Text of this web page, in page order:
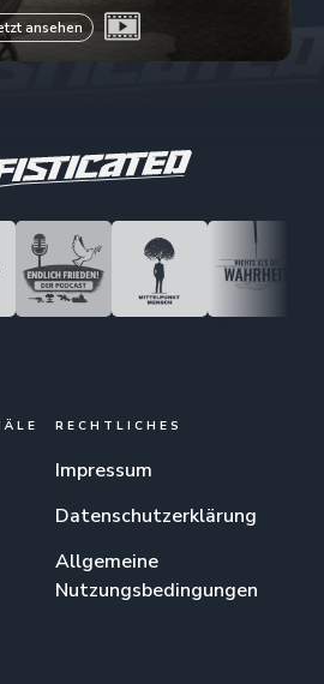
ansehen
RECHTLICHES
Impressum
Datenschutzerklärung
Allgemeine
Nutzungsbedingungen